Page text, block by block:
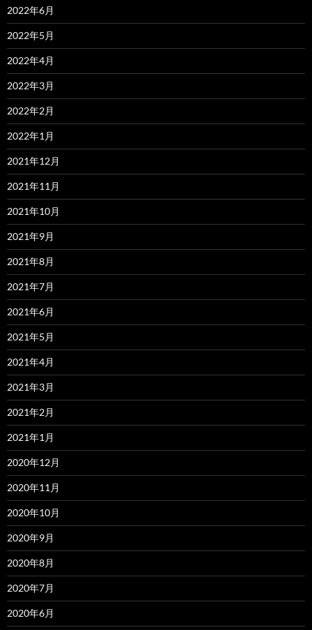
2022年6月
2022年5月
2022年4月
2022年3月
2022年2月
2022年1月
2021年12月
2021年11月
2021年10月
2021年9月
2021年8月
2021年7月
2021年6月
2021年5月
2021年4月
2021年3月
2021年2月
2021年1月
2020年12月
2020年11月
2020年10月
2020年9月
2020年8月
2020年7月
2020年6月